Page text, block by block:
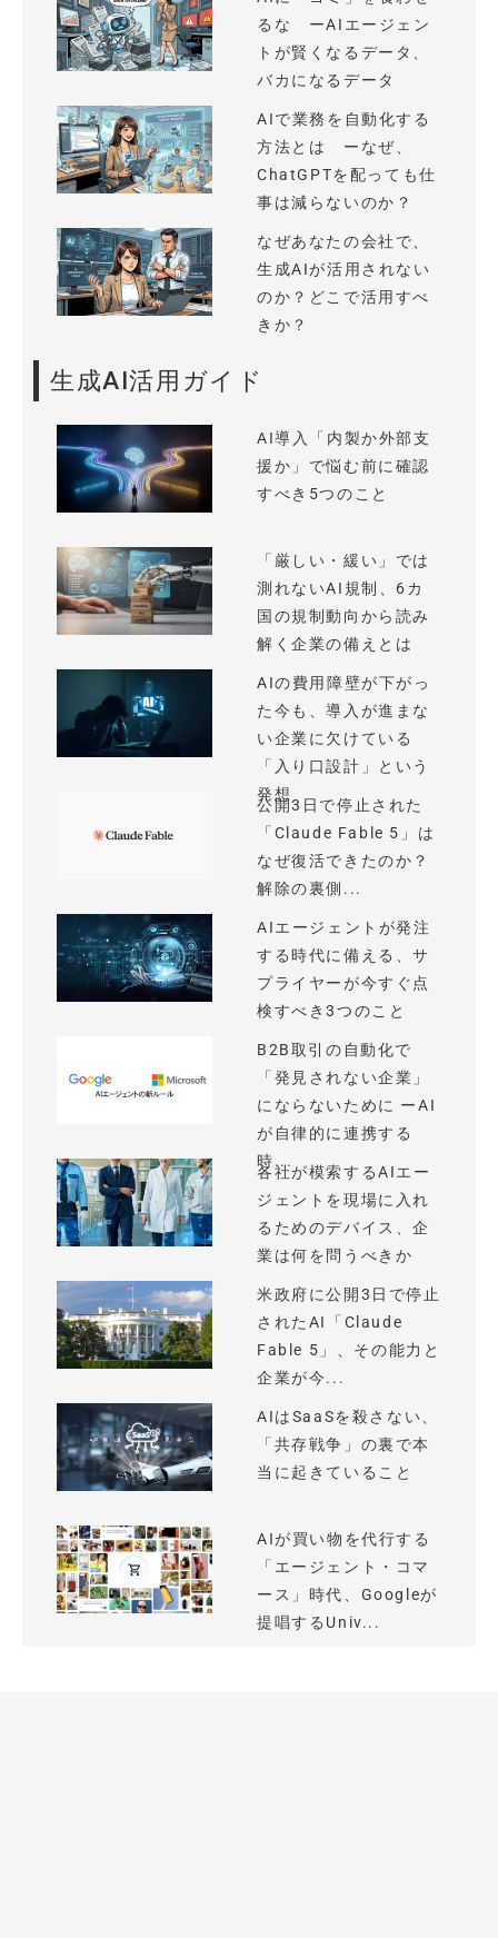
るな ーAIエージェン
トが賢くなるデータ、
バカになるデータ
AIで業務を自動化する
方法とは ーなぜ、
ChatGPTを配っても仕
事は減らないのか？
なぜあなたの会社で、
生成AIが活用されない
のか？どこで活用すべ
きか？
生成AI活用ガイド
AI導入「内製か外部支
援か」で悩む前に確認
すべき5つのこと
「厳しい・緩い」では
測れないAI規制、6カ
国の規制動向から読み
解く企業の備えとは
AIの費用障壁が下がっ
た今も、導入が進まな
い企業に欠けている
「入り口設計」という
発想
公開3日で停止された
「Claude Fable 5」は
なぜ復活できたのか？
解除の裏側...
AIエージェントが発注
する時代に備える、サ
プライヤーが今すぐ点
検すべき3つのこと
B2B取引の自動化で
「発見されない企業」
にならないために ーAI
が自律的に連携する
時...
各社が模索するAIエー
ジェントを現場に入れ
るためのデバイス、企
業は何を問うべきか
米政府に公開3日で停止
されたAI「Claude
Fable 5」、その能力と
企業が今...
AIはSaaSを殺さない、
「共存戦争」の裏で本
当に起きていること
AIが買い物を代行する
「エージェント・コマ
ース」時代、Googleが
提唱するUniv...